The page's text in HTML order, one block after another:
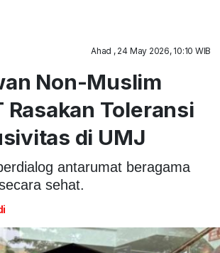
Ahad , 24 May 2026, 10:10 WIB
Non-Muslim
Rasakan Toleransi
di UMJ
antarumat beragama
sehat.